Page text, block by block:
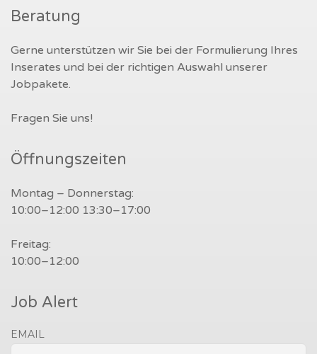
Beratung
Gerne unterstützen wir Sie bei der Formulierung Ihres
Inserates und bei der richtigen Auswahl unserer
Jobpakete.
Fragen Sie uns!
Öffnungszeiten
Montag – Donnerstag:
10:00–12:00 13:30–17:00
Freitag:
10:00–12:00
Job Alert
EMAIL